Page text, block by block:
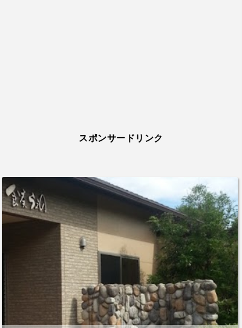
スポンサードリンク